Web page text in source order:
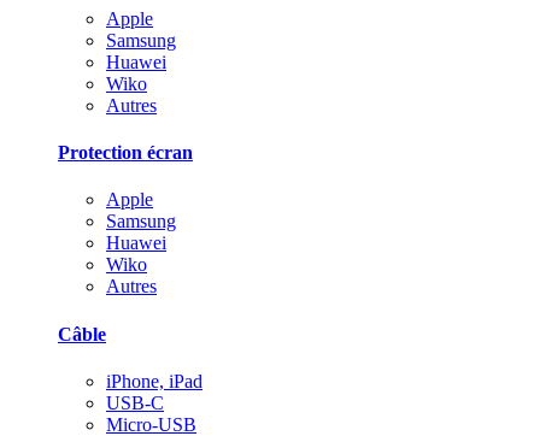
Apple
Samsung
Huawei
Wiko
Autres
Protection écran
Apple
Samsung
Huawei
Wiko
Autres
Câble
iPhone, iPad
USB-C
Micro-USB